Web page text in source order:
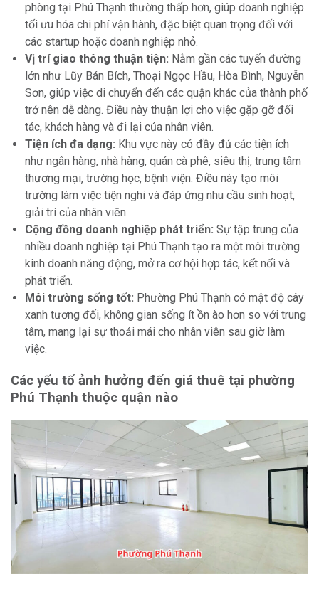
phòng tại Phú Thạnh thường thấp hơn, giúp doanh nghiệp
tối ưu hóa chi phí vận hành, đặc biệt quan trọng đối với
các startup hoặc doanh nghiệp nhỏ.
Vị trí giao thông thuận tiện: Nằm gần các tuyến đường
lớn như Lũy Bán Bích, Thoại Ngọc Hầu, Hòa Bình, Nguyễn
Sơn, giúp việc di chuyển đến các quận khác của thành phố
trở nên dễ dàng. Điều này thuận lợi cho việc gặp gỡ đối
tác, khách hàng và đi lại của nhân viên.
Tiện ích đa dạng: Khu vực này có đầy đủ các tiện ích
như ngân hàng, nhà hàng, quán cà phê, siêu thị, trung tâm
thương mại, trường học, bệnh viện. Điều này tạo môi
trường làm việc tiện nghi và đáp ứng nhu cầu sinh hoạt,
giải trí của nhân viên.
Cộng đồng doanh nghiệp phát triển: Sự tập trung của
nhiều doanh nghiệp tại Phú Thạnh tạo ra một môi trường
kinh doanh năng động, mở ra cơ hội hợp tác, kết nối và
phát triển.
Môi trường sống tốt: Phường Phú Thạnh có mật độ cây
xanh tương đối, không gian sống ít ồn ào hơn so với trung
tâm, mang lại sự thoải mái cho nhân viên sau giờ làm
việc.
Các yếu tố ảnh hưởng đến giá thuê tại phường
Phú Thạnh thuộc quận nào